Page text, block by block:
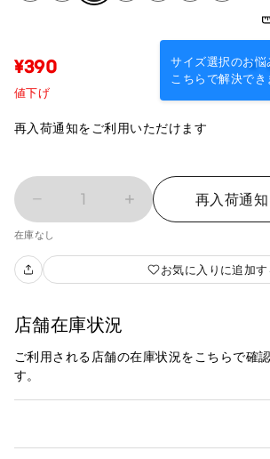
サイズ選択のお悩
こちらで解決でき
¥390
値下げ
再入荷通知をご利用いただけます
1 再入荷通
在庫なし
お気に入りに追加す
店舗在庫状況
ご利用される店舗の在庫状況をこちらで確
す。